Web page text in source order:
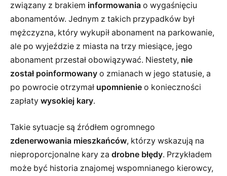
związany z brakiem informowania o wygaśnięciu
abonamentów. Jednym z takich przypadków był
mężczyzna, który wykupił abonament na parkowanie,
ale po wyjeździe z miasta na trzy miesiące, jego
abonament przestał obowiązywać. Niestety, nie
został poinformowany o zmianach w jego statusie, a
po powrocie otrzymał upomnienie o konieczności
zapłaty wysokiej kary.
Takie sytuacje są źródłem ogromnego
zdenerwowania mieszkańców, którzy wskazują na
nieproporcjonalne kary za drobne błędy. Przykładem
może być historia znajomej wspomnianego kierowcy,